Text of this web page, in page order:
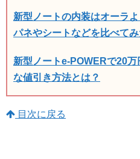
新型ノートの内装はオーラ
パネやシートなどを比べてみ
新型ノートe-POWERで20
な値引き方法とは？
目次に戻る